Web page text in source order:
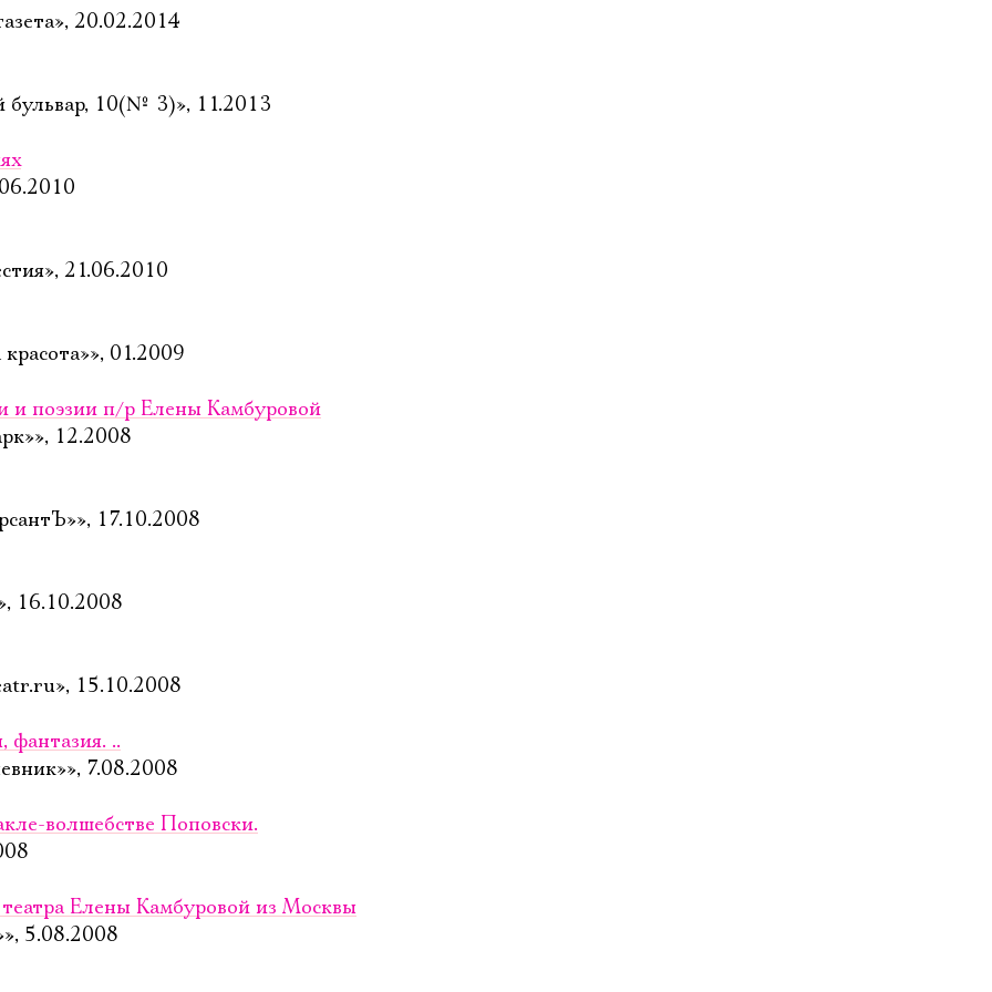
20.02.2014
бульвар, 10(№ 3)», 11.2013
21.06.2010
01.2009
и поэзии п/р Елены Камбуровой
12.2008
17.10.2008
16.10.2008
15.10.2008
фантазия. ..
7.08.2008
волшебстве Поповски.
Елены Камбуровой из Москвы
5.08.2008